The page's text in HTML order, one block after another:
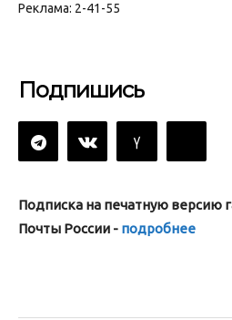
Реклама: 2-41-55
Подпишись
Подписка на печатную версию
Почты России - подробнее